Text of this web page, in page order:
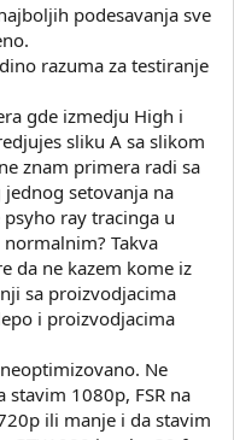
podesavanja sve
razuma za testiranje
gde izmedju High i
sliku A sa slikom
znam primera radi sa
setovanja na
ray tracinga u
Takva
da ne kazem kome iz
sa proizvodjacima
i proizvodjacima
Ne
1080p, FSR na
ili manje i da stavim